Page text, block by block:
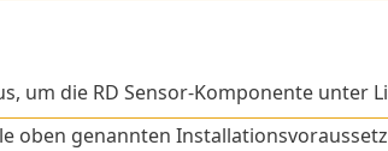
um die RD Sensor-Komponente unter
oben genannten